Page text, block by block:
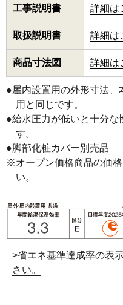
工事説明書 詳細は
取扱説明書 詳細は
商品寸法図 詳細は
●屋内設置用の外形寸法、
用と同じです。
●給水圧力が低いと十分な
す。
●脚部化粧カバー別売品
※オープン価格商品の価
い。
>省エネ基準達成率の表
さい。